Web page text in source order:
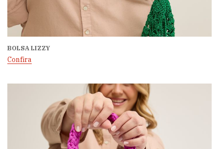
BOLSA LIZZY
Confira